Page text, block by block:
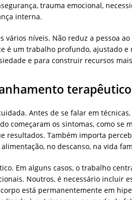
trauma emocional,
interna.
níveis. Não reduz a pessoa
é um trabalho profundo, ajustado e
e para construir recursos
terapêutico
Antes de se falar em
começaram os sintomas, como se
resultados. Também importa
no descanso, na vida
Em alguns casos, o trabalho
Noutros, é necessário incluir
está permanentemente em